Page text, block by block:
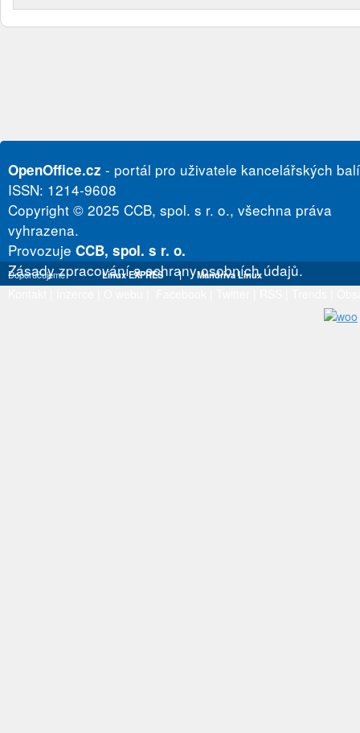
OpenOffice.cz - portál pro uživatele kancelářských
ISSN: 1214-9608
Copyright © 2025 CCB, spol. s r. o., všechna práva
vyhrazena.
Provozuje CCB, spol. s r. o.
Zásady zpracování a ochrany osobních údajů.
Doporučujeme Linux EXPRES | Mandriva Linux